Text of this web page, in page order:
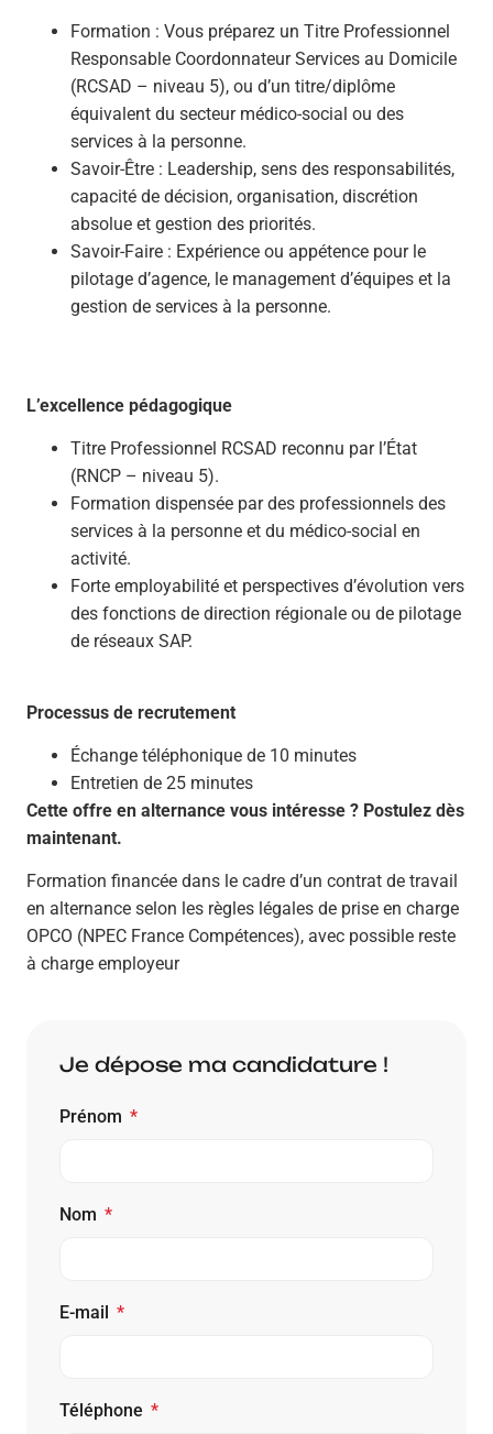
Formation : Vous préparez un Titre Professionnel
Responsable Coordonnateur Services au Domicile
(RCSAD – niveau 5), ou d’un titre/diplôme
équivalent du secteur médico-social ou des
services à la personne.
Savoir-Être : Leadership, sens des responsabilités,
capacité de décision, organisation, discrétion
absolue et gestion des priorités.
Savoir-Faire : Expérience ou appétence pour le
pilotage d’agence, le management d’équipes et la
gestion de services à la personne.
L’excellence pédagogique
Titre Professionnel RCSAD reconnu par l’État
(RNCP – niveau 5).
Formation dispensée par des professionnels des
services à la personne et du médico-social en
activité.
Forte employabilité et perspectives d’évolution vers
des fonctions de direction régionale ou de pilotage
de réseaux SAP.
Processus de recrutement
Échange téléphonique de 10 minutes
Entretien de 25 minutes
Cette offre en alternance vous intéresse ? Postulez dès
maintenant.
Formation financée dans le cadre d’un contrat de travail
en alternance selon les règles légales de prise en charge
OPCO (NPEC France Compétences), avec possible reste
à charge employeur
Je dépose ma candidature !
Prénom
Nom
E-mail
Téléphone